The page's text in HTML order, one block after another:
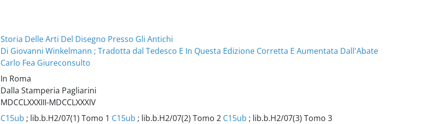
Storia Delle Arti Del Disegno Presso Gli Antichi
Di Giovanni Winkelmann ; Tradotta dal Tedesco E In Questa Edizione Corretta E Aumentata Dall'Abate
Carlo Fea Giureconsulto
In Roma
Dalla Stamperia Pagliarini
MDCCLXXXIII-MDCCLXXXIV
C15ub ; lib.b.H2/07(1) Tomo 1 C15ub ; lib.b.H2/07(2) Tomo 2 C15ub ; lib.b.H2/07(3) Tomo 3